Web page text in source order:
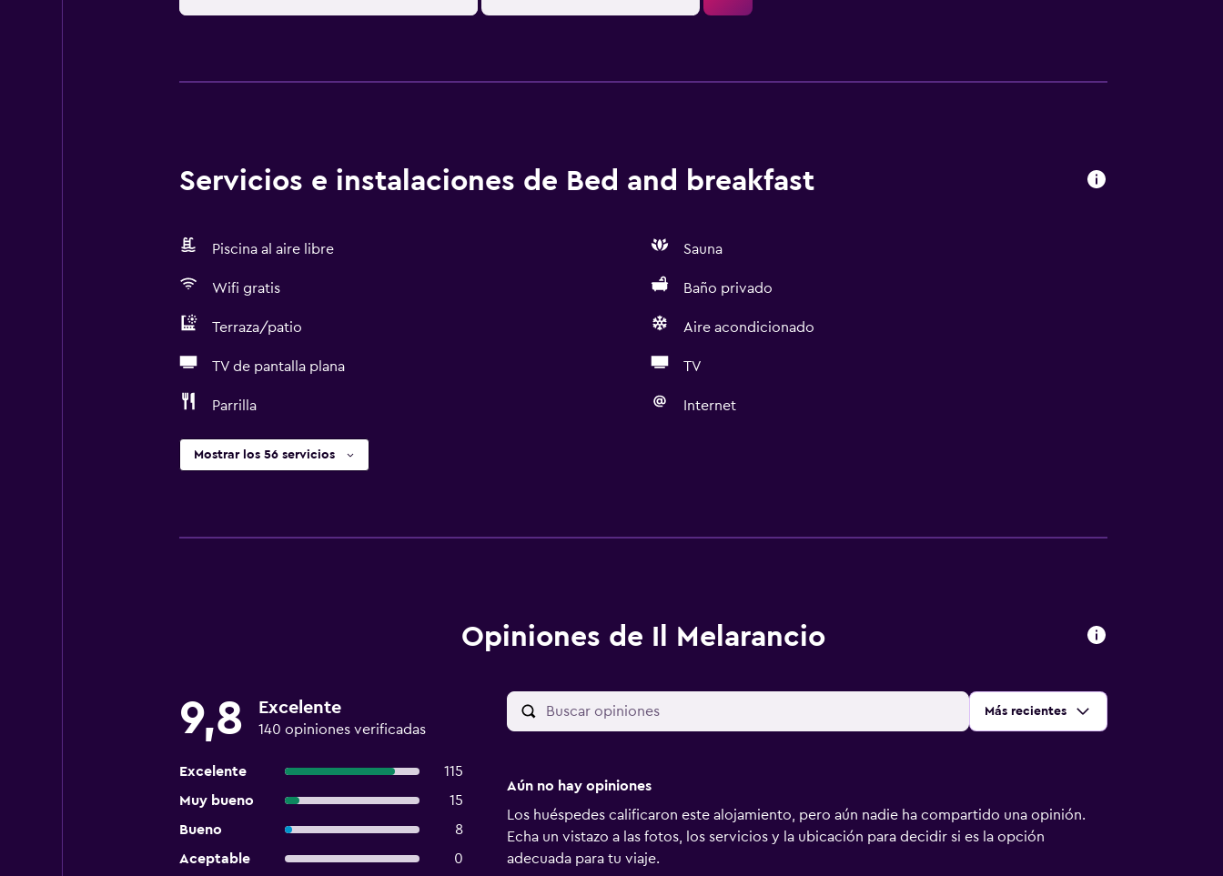
Servicios e instalaciones de Bed and breakfast
Piscina al aire libre Sauna
Wifi gratis Baño privado
Terraza/patio Aire acondicionado
TV de pantalla plana TV
Parrilla Internet
Mostrar los 56 servicios
Opiniones de Il Melarancio
9,8 Excelente
140 opiniones verificadas
Excelente
115
Muy bueno
15
Bueno
8
Aceptable
0
Ordenar por:
Más recientes
Aún no hay opiniones
Los huéspedes calificaron este alojamiento, pero aún nadie ha compartido una opinión.
Echa un vistazo a las fotos, los servicios y la ubicación para decidir si es la opción
adecuada para tu viaje.